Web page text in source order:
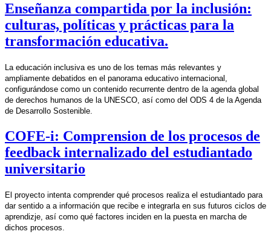
Enseñanza compartida por la inclusión:
culturas, políticas y prácticas para la
transformación educativa.
La educación inclusiva es uno de los temas más relevantes y
ampliamente debatidos en el panorama educativo internacional,
configurándose como un contenido recurrente dentro de la agenda global
de derechos humanos de la UNESCO, así como del ODS 4 de la Agenda
de Desarrollo Sostenible.
COFE-i: Comprension de los procesos de
feedback internalizado del estudiantado
universitario
El proyecto intenta comprender qué procesos realiza el estudiantado para
dar sentido a a información que recibe e integrarla en sus futuros ciclos de
aprendizje, así como qué factores inciden en la puesta en marcha de
dichos procesos.